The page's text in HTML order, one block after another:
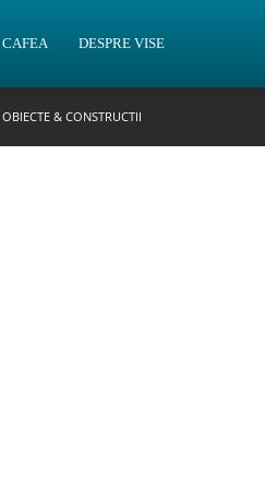
DESPRE VISE
OBIECTE & CONSTRUCTII